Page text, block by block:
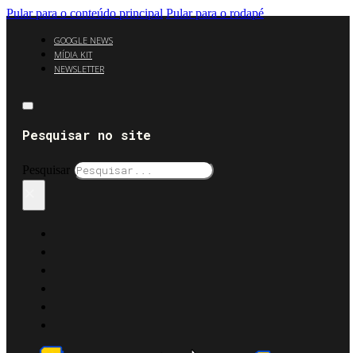
Pular para o conteúdo principal Pular para o rodapé
GOOGLE NEWS
MÍDIA KIT
NEWSLETTER
Pesquisar no site
Pesquisar